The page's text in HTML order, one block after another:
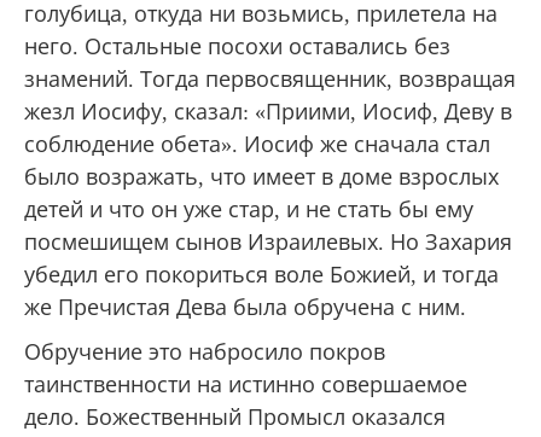
голубица, откуда ни возьмись, прилетела на
него. Остальные посохи оставались без
знамений. Тогда первосвященник, возвращая
жезл Иосифу, сказал: «Приими, Иосиф, Деву в
соблюдение обета». Иосиф же сначала стал
было возражать, что имеет в доме взрослых
детей и что он уже стар, и не стать бы ему
посмешищем сынов Израилевых. Но Захария
убедил его покориться воле Божией, и тогда
же Пречистая Дева была обручена с ним.
Обручение это набросило покров
таинственности на истинно совершаемое
дело. Божественный Промысл оказался